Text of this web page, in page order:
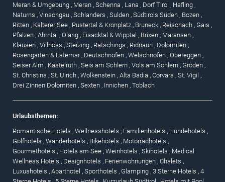
Meran & Umgebung , Meran , Schenna , Lana , Dorf Tirol , Hafling ,
Naturns , Vinschgau , Schlanders , Sulden , Südtirols Süden , Bozen ,
Ritten , Kalterer See , Pustertal & Kronplatz , Bruneck , Reischach , Gais ,
Pfalzen , Ahrntal , Olang , Eisacktal & Wipptal , Brixen , Maransen ,
Klausen , Villnöss , Sterzing , Ratschings , Ridnaun , Dolomiten ,
Rosengarten & Latemar , Deutschnofen , Welschnofen , Obereggen ,
Seiser Alm , Kastelruth , Seis am Schlern , Völs am Schlern , Gröden ,
St. Christina , St. Ulrich , Wolkenstein , Alta Badia , Corvara , St. Vigil ,
Drei Zinnen Dolomiten , Sexten , Innichen , Toblach
Urlaubsthemen:
Romantische Hotels , Wellnesshotels , Familienhotels , Hundehotels ,
Golfhotels , Wanderhotels , Bikehotels , Motorradhotels ,
Gourmethotels , Hotels am See , Weinhotels , Skihotels , Medical
Wellness Hotels , Designhotels , Ferienwohnungen , Chalets ,
Luxushotels , Aparthotel , Sporthotels , Glamping , 3 Sterne Hotels , 4